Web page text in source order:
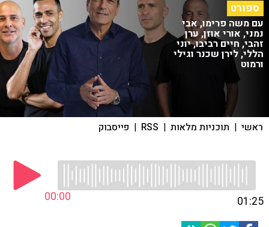
ספורט
עם משה פרימו, אבי
נמני, אורי אוזן, ערן
זהבי, חיים רביבו, יוני
הללי, לירן שכנר וגילי
ורמוט
ראשי | תוכניות מלאות |
RSS
| פייסבוק
00:00 01:25